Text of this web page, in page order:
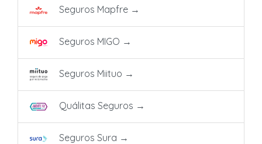
Seguros Mapfre →
Seguros MIGO →
Seguros Miituo →
Quálitas Seguros →
Seguros Sura →